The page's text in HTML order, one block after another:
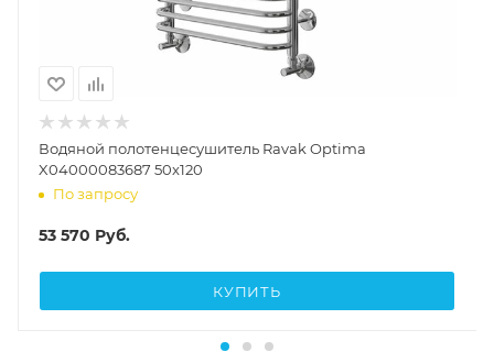
Водяной полотенцесушитель Ravak Optima
X04000083687 50x120
По запросу
53 570 Руб.
КУПИТЬ